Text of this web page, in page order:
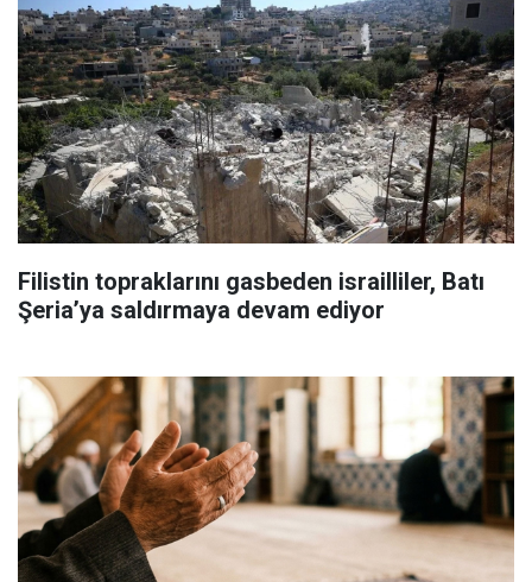
Filistin topraklarını gasbeden israilliler, Batı
Şeria’ya saldırmaya devam ediyor